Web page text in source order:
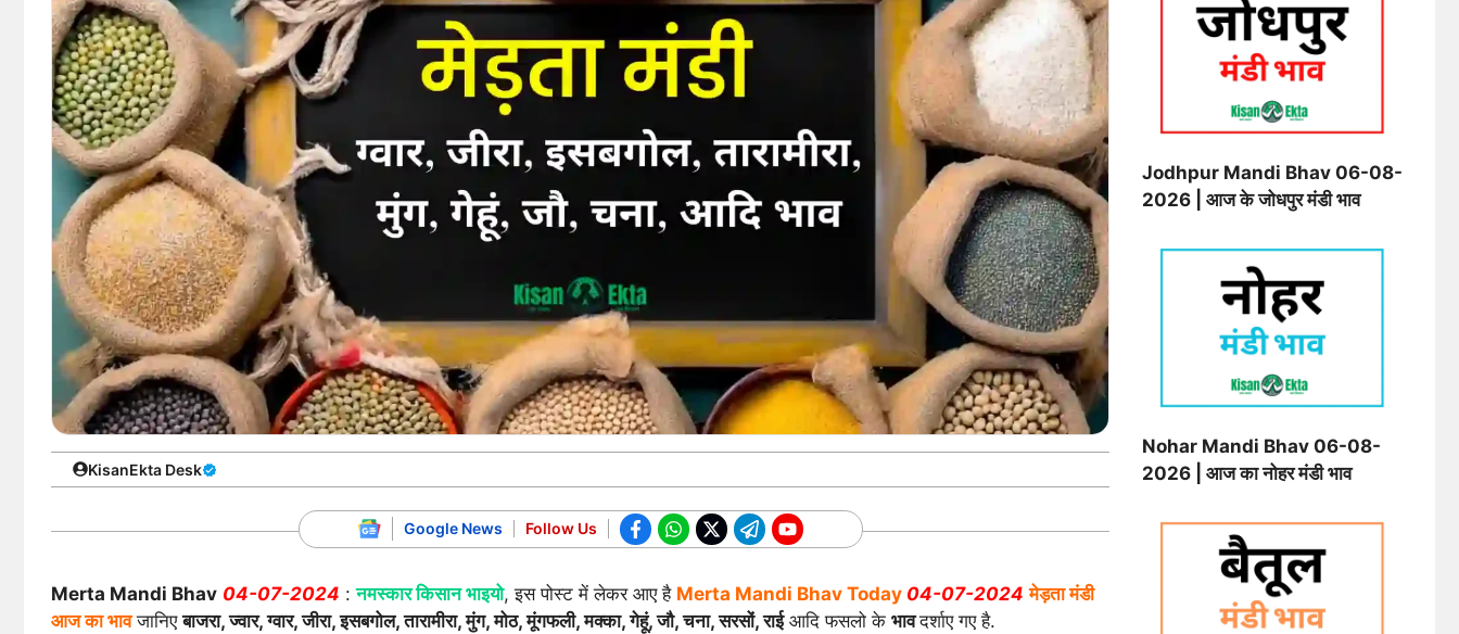
KisanEkta Desk
Google News Follow Us
Merta Mandi Bhav 04-07-2024 :नमस्कार किसान भाइयो, इस पोस्ट में लेकर आए है Merta Mandi Bhav Today 04-07-2024 मेड़ता मंडी
आज का भावजानिएबाजरा, ज्वार, ग्वार, जीरा, इसबगोल, तारामीरा, मुंग, मोठ, मूंगफली, मक्का, गेहूं, जौ, चना, सरसों, राईआदि फसलो के भावदर्शाए गए है.
Jodhpur Mandi Bhav 06-08-
2026 | आज के जोधपुर मंडी भाव
Nohar Mandi Bhav 06-08-
2026 | आज का नोहर मंडी भाव